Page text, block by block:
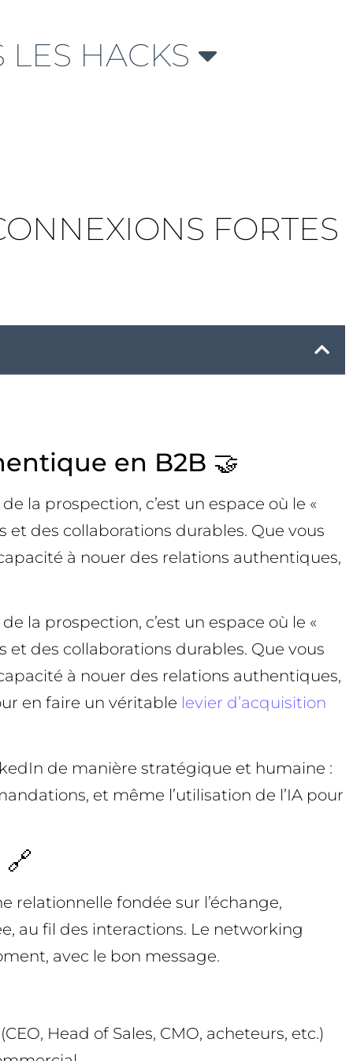
LES HACKS
FORTES
en B2B 🤝
la prospection, c’est un espace où le «
des collaborations durables. Que vous
à nouer des relations authentiques,
la prospection, c’est un espace où le «
des collaborations durables. Que vous
à nouer des relations authentiques,
en faire un véritable levier d’acquisition
de manière stratégique et humaine :
et même l’utilisation de l’IA pour
relationnelle fondée sur l’échange,
au fil des interactions. Le networking
avec le bon message.
Head of Sales, CMO, acheteurs, etc.)